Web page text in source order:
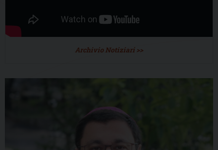
Archivio Notiziari >>